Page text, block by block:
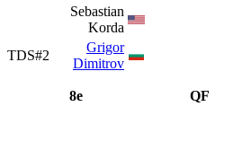
Sebastian
Korda
TDS#2
Grigor
Dimitrov
8e QF